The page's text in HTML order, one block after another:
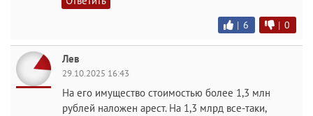
| 6 | 0
Лев
29.10.2025 16:43
На его имущество стоимостью более 1,3 млн
рублей наложен арест. На 1,3 млрд все-таки,